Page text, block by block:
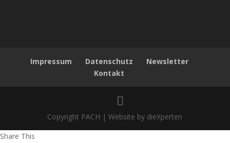
Impressum Datenschutz
Newsletter
Kontakt
Copyright PACH | Website by dieXperten
Share This